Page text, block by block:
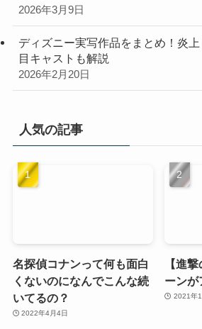
2026年3月9日
ディズニー実写作品をまとめ！炎
目キャストも解説
2026年2月20日
人気の記事
名探偵コナンって何も面白
くないのになんでこんな続
いてるの？
2022年4月4日
【進
ーンが
2021年